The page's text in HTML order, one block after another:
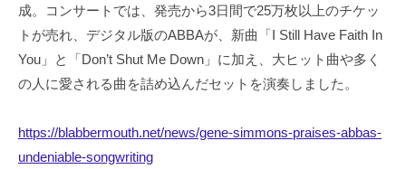
成。コンサートでは、発売から3日間で25万枚以上のチケッ
トが売れ、デジタル版のABBAが、新曲「I Still Have Faith In
You」と「Don’t Shut Me Down」に加え、大ヒット曲や多く
の人に愛される曲を詰め込んだセットを演奏しました。
https://blabbermouth.net/news/gene-simmons-praises-abbas-
undeniable-songwriting